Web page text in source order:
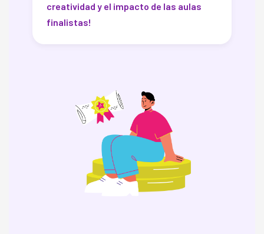
creatividad y el impacto de las aulas
finalistas!